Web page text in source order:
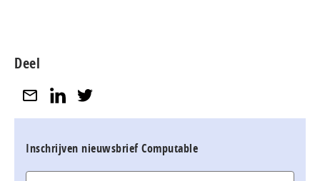
Deel
Inschrijven nieuwsbrief Computable